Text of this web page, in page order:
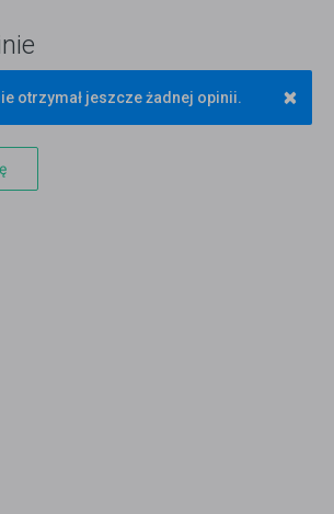
×
otrzymał jeszcze żadnej opinii.